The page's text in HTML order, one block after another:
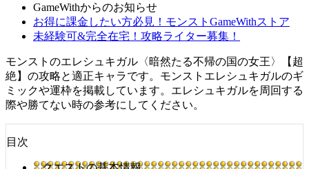
GameWithからのお知らせ
お得に課金したい方必見！モンストGameWithストア
未経験可&完全在宅！攻略ライター募集！
モンストのエレシュキガル〈暗然たる不帰の国の女王〉【超
絶】の攻略と適正キャラです。モンストエレシュキガルのギ
ミックや運枠を掲載しています。エレシュキガルを周回する
際や勝てない時の参考にしてください。
目次